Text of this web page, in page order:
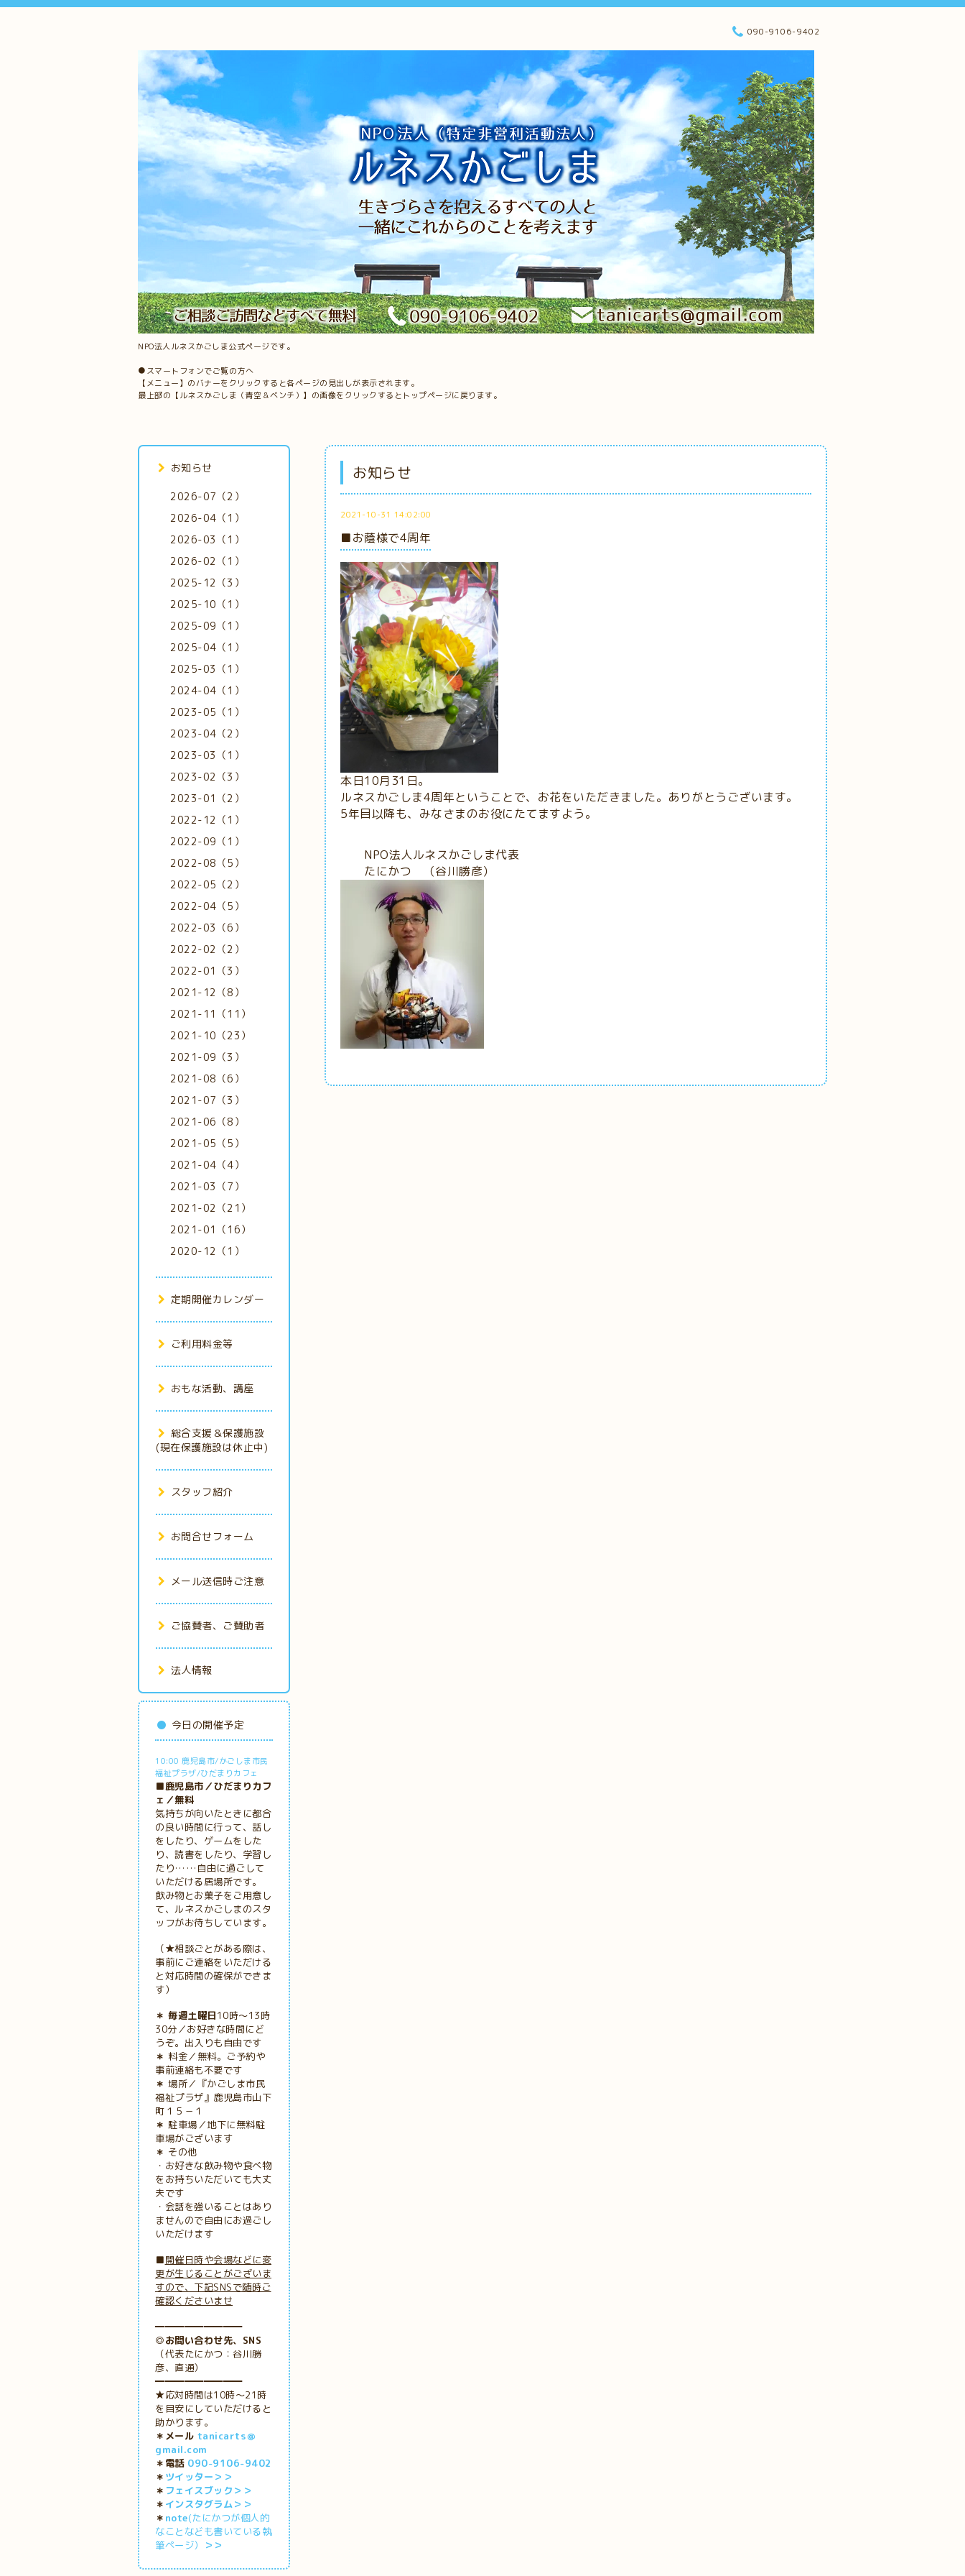
NPO法人ルネスかごしま公式ページです。
●スマートフォンでご覧の方へ
【メニュー】のバナーをクリックすると各ページの見出しが表示されます。
最上部の【ルネスかごしま（青空＆ベンチ）】の画像をクリックするとトップページに戻ります。
090-9106-9402
お知らせ
2021-10-31 14:02:00
■お蔭様で4周年
本日10月31日。
ルネスかごしま4周年ということで、お花をいただきました。ありがとうございます。
5年目以降も、みなさまのお役にたてますよう。
NPO法人ルネスかごしま代表
たにかつ （谷川勝彦）
お知らせ
2026-07（2）
2026-04（1）
2026-03（1）
2026-02（1）
2025-12（3）
2025-10（1）
2025-09（1）
2025-04（1）
2025-03（1）
2024-04（1）
2023-05（1）
2023-04（2）
2023-03（1）
2023-02（3）
2023-01（2）
2022-12（1）
2022-09（1）
2022-08（5）
2022-05（2）
2022-04（5）
2022-03（6）
2022-02（2）
2022-01（3）
2021-12（8）
2021-11（11）
2021-10（23）
2021-09（3）
2021-08（6）
2021-07（3）
2021-06（8）
2021-05（5）
2021-04（4）
2021-03（7）
2021-02（21）
2021-01（16）
2020-12（1）
定期開催カレンダー
ご利用料金等
おもな活動、講座
総合支援＆保護施設
(現在保護施設は休止中)
スタッフ紹介
お問合せフォーム
メール送信時ご注意
ご協賛者、ご賛助者
法人情報
今日の開催予定
10:00 鹿児島市/かごしま市民
福祉プラザ/ひだまりカフェ
■鹿児島市／ひだまりカフ
ェ／無料
気持ちが向いたときに都合
の良い時間に行って、話し
をしたり、ゲームをした
り、読書をしたり、学習し
たり……自由に過ごして
いただける居場所です。
飲み物とお菓子をご用意し
て、ルネスかごしまのスタ
ッフがお待ちしています。
（★相談ごとがある際は、
事前にご連絡をいただける
と対応時間の確保ができま
す）
＊ 毎週土曜日10時～13時
30分／お好きな時間にど
うぞ。出入りも自由です
＊ 料金／無料。ご予約や
事前連絡も不要です
＊ 場所／『かごしま市民
福祉プラザ』鹿児島市山下
町１５－１
＊ 駐車場／地下に無料駐
車場がございます
＊ その他
・お好きな飲み物や食べ物
をお持ちいただいても大丈
夫です
・会話を強いることはあり
ませんので自由にお過ごし
いただけます
■開催日時や会場などに変
更が生じることがございま
すので、下記SNSで随時ご
確認くださいませ
━━━━━━━━━
◎お問い合わせ先、SNS
（代表たにかつ：谷川勝
彦、直通）
━━━━━━━━━
★応対時間は10時～21時
を目安にしていただけると
助かります。
＊メール tanicarts＠
gmail.com
＊電話 090-9106-9402
＊ ツイッター＞＞
＊ フェイスブック＞＞
＊ インスタグラム＞＞
＊ note(たにかつが個人的
なことなども書いている執
筆ページ）
＞＞